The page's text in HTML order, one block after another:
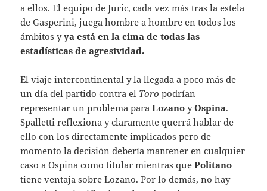
a ellos. El equipo de Juric, cada vez más tras la estela
de Gasperini, juega hombre a hombre en todos los
ámbitos yya está en lacima de todas las
estadísticas de agresividad.
El viaje intercontinental y la llegada a poco más de
un día del partido contra el Toro podrían
representar un problema paraLozano yOspina.
Spalletti reflexiona y claramente querrá hablar de
ello con los directamente implicados pero de
momento la decisión debería mantener en cualquier
caso a Ospina como titular mientras quePolitano
tiene ventaja sobre Lozano. Por lo demás, no hay